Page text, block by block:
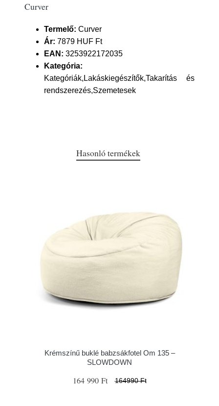
Curver
Termelő: Curver
Ár: 7879 HUF Ft
EAN: 3253922172035
Kategória:
Kategóriák,Lakáskiegészítők,Takarítás és
rendszerezés,Szemetesek
Hasonló termékek
Krémszínű buklé babzsákfotel Om 135 –
SLOWDOWN
164 990 Ft 164990 Ft